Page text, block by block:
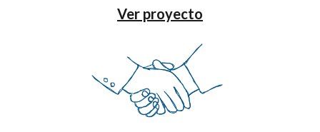
Ver proyecto